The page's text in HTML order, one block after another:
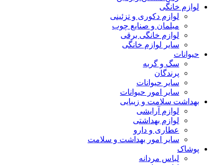
لوازم خانگی
لوازم دکوری و تزئینی
مبلمان و صنایع چوب
لوازم خانگی برقی
سایر لوازم خانگی
حیوانات
سگ و گربه
پرندگان
سایر حیوانات
سایر امور حیوانات
بهداشت سلامت و زیبایی
لوازم آرایشی
لوازم بهداشتی
عطاری و دارو
سایر امور بهداشت و سلامت
پوشاک
لباس مردانه